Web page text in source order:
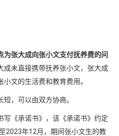
为张大成向张小文支付抚养费的问
成未直接携带抚养张小文，张大成
文的生活费和教育费用。
，可以由双方协商。
写《承诺书》，该《承诺书》约定
2023年12月，期间张小文生的教